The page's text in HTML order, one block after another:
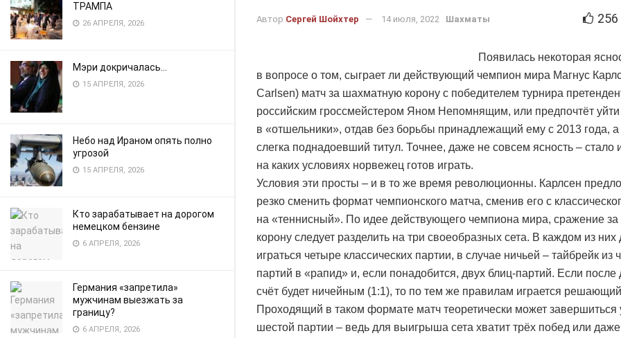
ТРАМПА
26 АПРЕЛЯ, 2026
Мэри докричалась…
15 АПРЕЛЯ, 2026
Небо над Ираном опять полно
угрозой
15 АПРЕЛЯ, 2026
Кто зарабатывает на дорогом
немецком бензине
6 АПРЕЛЯ, 2026
Германия «запретила»
мужчинам выезжать за
границу?
6 АПРЕЛЯ, 2026
Автор Сергей Шойхтер 14 июля, 2022 Шахматы 256
Появилась некоторая
в вопросе о том, сыграет ли действующий чемпион мира Магнус
Carlsen) матч за шахматную корону с победителем турнира
российским гроссмейстером Яном Непомнящим, или предпочтёт уйти
в «отшельники», отдав без борьбы принадлежащий ему с 2013 года,
слегка поднадоевший титул. Точнее, даже не совсем ясность – стало
на каких условиях норвежец готов играть.
Условия эти просты – и в то же время революционны. Карлсен
резко сменить формат чемпионского матча, сменив его с
на «теннисный». По идее действующего чемпиона мира, сражение
корону следует разделить на три своеобразных сета. В каждом из
играться четыре классических партии, в случае ничьей – тайбрейк из
партий в «рапид» и, если понадобится, двух блиц-партий. Если после
счёт будет ничейным (1:1), то по тем же правилам играется решающий
Проходящий в таком формате матч теоретически может завершиться
шестой партии – ведь для выигрыша сета хватит трёх побед или